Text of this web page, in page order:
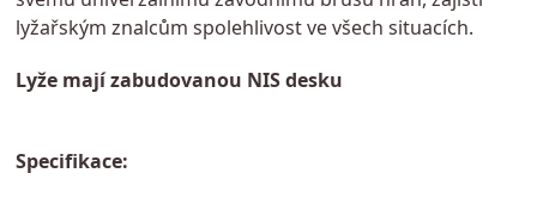
lyžařským znalcům spolehlivost ve všech situacích.
Lyže mají zabudovanou NIS desku
Specifikace: